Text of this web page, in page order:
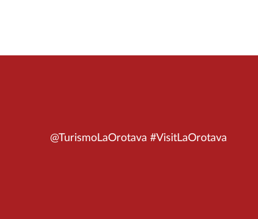
@TurismoLaOrotava #VisitLaOrotava